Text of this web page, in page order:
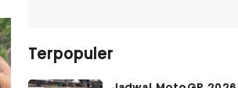
Terpopuler